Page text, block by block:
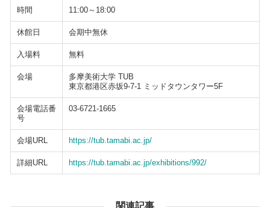
時間 11:00～18:00
休館日 会期中無休
入場料 無料
会場
多摩美術大学 TUB
東京都港区赤坂9-7-1 ミッドタウンタワー5F
会場電話番
号
03-6721-1665
会場URL https://tub.tamabi.ac.jp/
詳細URL https://tub.tamabi.ac.jp/exhibitions/992/